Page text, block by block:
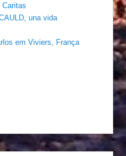
Caritas
una vida
em Viviers, França